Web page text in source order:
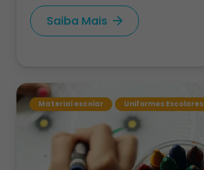
Saiba Mais
Material escolar Uniformes Escolares